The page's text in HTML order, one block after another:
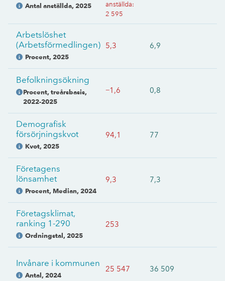
Antal anställda, 2025
anställda:
2 595
Arbetslöshet
(Arbetsförmedlingen)
Procent, 2025
5,3 6,9
Befolkningsökning
Procent, treårsbasis,
2022-2025
−1,6 0,8
Demografisk
försörjningskvot
Kvot, 2025
94,1 77
Företagens
lönsamhet
Procent, Median, 2024
9,3 7,3
Företagsklimat,
ranking 1-290
Ordningstal, 2025
253
Invånare i kommunen
Antal, 2024
25 547 36 509